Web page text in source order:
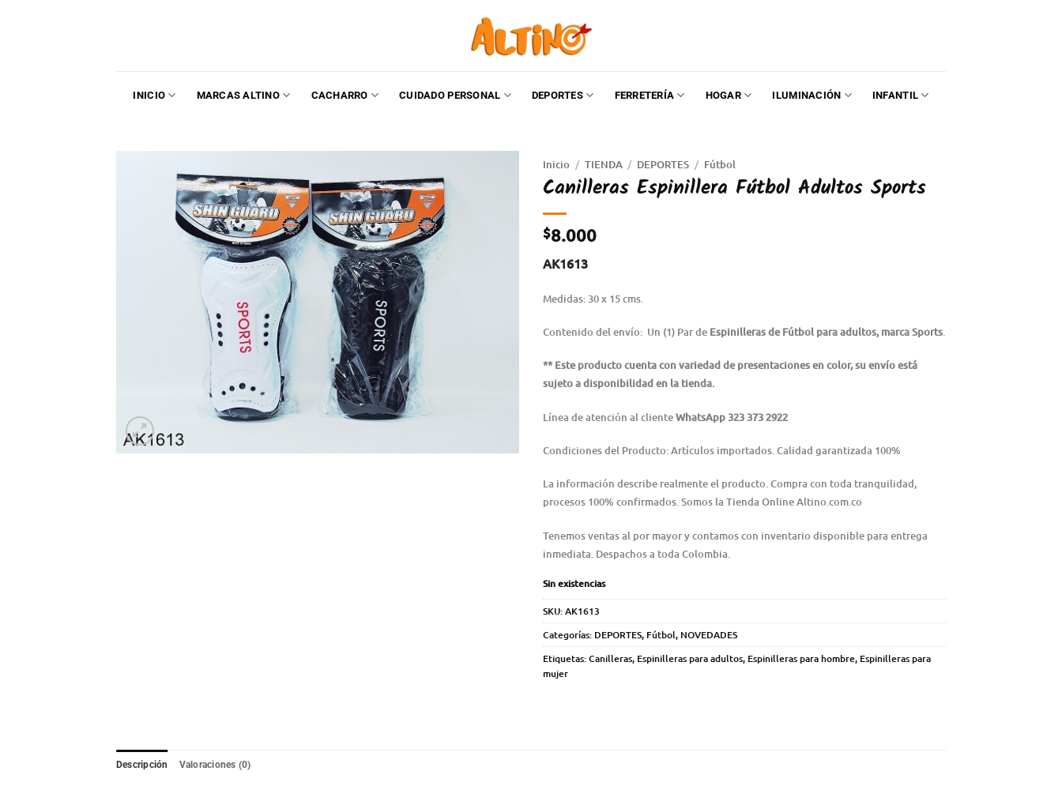
INICIO MARCAS ALTINO CACHARRO CUIDADO PERSONAL DEPORTES FERRETERÍA HOGAR ILUMINACIÓN INFANTIL
Inicio / TIENDA / DEPORTES / Fútbol
Canilleras Espinillera Fútbol Adultos Sports
$8.000
AK1613
Medidas: 30 x 15 cms.
Contenido del envío: Un (1) Par de Espinilleras de Fútbol para adultos, marca Sports.
** Este producto cuenta con variedad de presentaciones en color, su envío está
sujeto a disponibilidad en la tienda.
Línea de atención al clienteWhatsApp 323 373 2922
Condiciones del Producto: Artículos importados. Calidad garantizada 100%
La información describe realmente el producto. Compra con toda tranquilidad,
procesos 100% confirmados. Somos la Tienda Online Altino.com.co
Tenemos ventas al por mayor y contamos con inventario disponible para entrega
inmediata. Despachos a toda Colombia.
Sin existencias
SKU:AK1613
Categorías: DEPORTES, Fútbol, NOVEDADES
Etiquetas:Canilleras, Espinilleras para adultos, Espinilleras para hombre, Espinilleras para
mujer
Descripción Valoraciones (0)